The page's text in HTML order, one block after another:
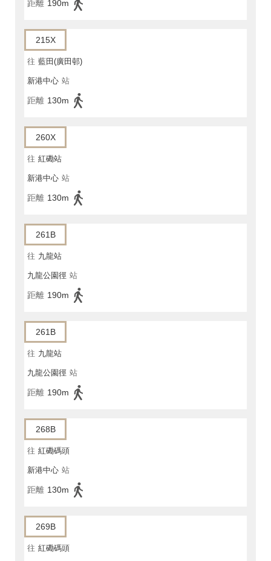
距離 190m
215X
往 藍田(廣田邨)
新港中心 站
距離 130m
260X
往 紅磡站
新港中心 站
距離 130m
261B
往 九龍站
九龍公園徑 站
距離 190m
261B
往 九龍站
九龍公園徑 站
距離 190m
268B
往 紅磡碼頭
新港中心 站
距離 130m
269B
往 紅磡碼頭